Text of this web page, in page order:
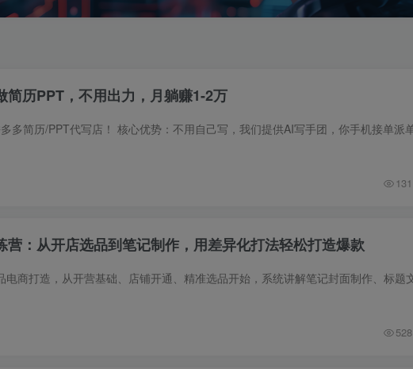
简历PPT，不用出力，月躺赚1-2万
131
营：从开店选品到笔记制作，用差异化打法轻松打造爆款
528